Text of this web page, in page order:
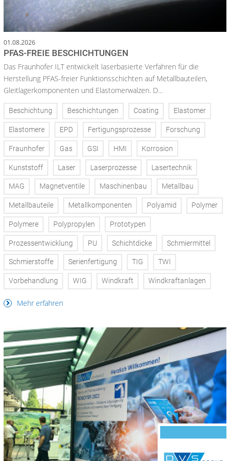
01.08.2026
PFAS-FREIE BESCHICHTUNGEN
Das Fraunhofer ILT entwickelt laserbasierte Verfahren für die
Herstellung PFAS-freier Funktionsschichten auf Metallbauteilen,
Gleitlagerkomponenten und Elastomerwalzen. D...
Beschichtung Beschichtungen Coating Elastomer
Elastomere EPD Fertigungsprozesse Forschung
Fraunhofer Gas GSI HMI Korrosion
Kunststoff Laser Laserprozesse Lasertechnik
MAG Magnetventile Maschinenbau Metallbau
Metallbauteile Metallkomponenten Polyamid Polymer
Polymere Polypropylen Prototypen
Prozessentwicklung PU Schichtdicke Schmiermittel
Schmierstoffe Serienfertigung TIG TWI
Vorbehandlung WIG Windkraft Windkraftanlagen
Mehr erfahren